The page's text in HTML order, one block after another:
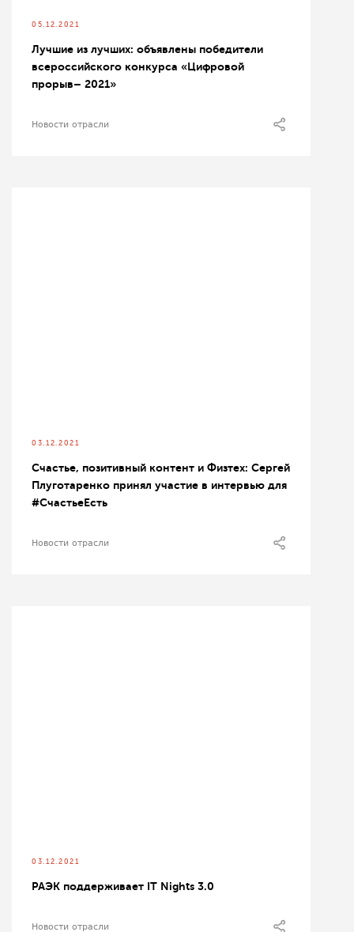
05.12.2021
Лучшие из лучших: объявлены победители
всероссийского конкурса «Цифровой
прорыв– 2021»
Новости отрасли
03.12.2021
Счастье, позитивный контент и Физтех: Сергей
Плуготаренко принял участие в интервью для
#СчастьеЕсть
Новости отрасли
03.12.2021
РАЭК поддерживает IT Nights 3.0
Новости отрасли